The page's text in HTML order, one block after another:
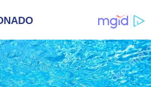
EMOTIVO MENSAJE
QUE EL ACTOR LE
DEJÓ